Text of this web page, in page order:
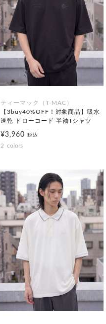
ティーマック（T-MAC）
【3buy40%OFF！対象商品】吸水
速乾 ドローコード 半袖Tシャツ
¥3,960 税込
2 colors